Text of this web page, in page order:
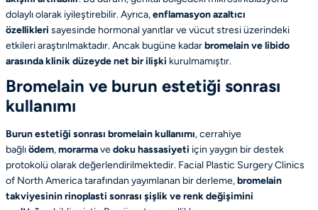
dolaylı olarak iyileştirebilir. Ayrıca,enflamasyon azaltıcı
özellikleri sayesinde hormonal yanıtlar ve vücut stresi üzerindeki
etkileri araştırılmaktadır. Ancak bugüne kadarbromelain ve libido
arasında klinik düzeyde net bir ilişki kurulmamıştır.
Bromelain ve burun estetiği sonrası
kullanımı
Burun estetiği sonrası bromelain kullanımı, cerrahiye
bağlıödem,morarmavedoku hassasiyeti için yaygın bir destek
protokolü olarak değerlendirilmektedir. Facial Plastic Surgery Clinics
of North Americatarafından yayımlanan bir derleme,bromelain
takviyesininrinoplasti sonrası şişlik ve renk değişimini